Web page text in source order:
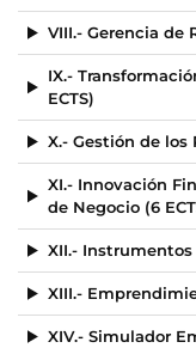
VIII.- Gerencia de
IX.-
ECTS)
X.- Gestión de los
XI.- Innovación
de Negocio (6
XII.- Instrumentos
XIII.-
XIV.- Simulador